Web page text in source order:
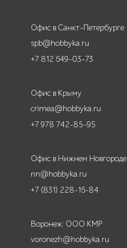
Офис в Санкт-Петербурге
spb@hobbyka.ru
+7 812 649-03-73
Офис в Крыму
crimea@hobbyka.ru
+7 978 742-85-95
Офис в Нижнем Новгороде
nn@hobbyka.ru
+7 (831) 228-16-84
Воронеж: ООО КМР
voronezh@hobbyka.ru